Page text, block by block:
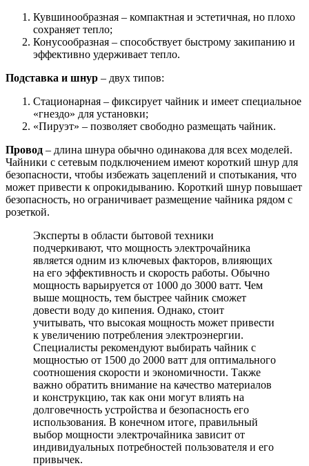
Кувшинообразная – компактная и эстетичная, но плохо
сохраняет тепло;
Конусообразная – способствует быстрому закипанию и
эффективно удерживает тепло.
Подставка и шнур – двух типов:
Стационарная – фиксирует чайник и имеет специальное
«гнездо» для установки;
«Пируэт» – позволяет свободно размещать чайник.
Провод – длина шнура обычно одинакова для всех моделей.
Чайники с сетевым подключением имеют короткий шнур для
безопасности, чтобы избежать зацеплений и спотыкания, что
может привести к опрокидыванию. Короткий шнур повышает
безопасность, но ограничивает размещение чайника рядом с
розеткой.
Эксперты в области бытовой техники
подчеркивают, что мощность электрочайника
является одним из ключевых факторов, влияющих
на его эффективность и скорость работы. Обычно
мощность варьируется от 1000 до 3000 ватт. Чем
выше мощность, тем быстрее чайник сможет
довести воду до кипения. Однако, стоит
учитывать, что высокая мощность может привести
к увеличению потребления электроэнергии.
Специалисты рекомендуют выбирать чайник с
мощностью от 1500 до 2000 ватт для оптимального
соотношения скорости и экономичности. Также
важно обратить внимание на качество материалов
и конструкцию, так как они могут влиять на
долговечность устройства и безопасность его
использования. В конечном итоге, правильный
выбор мощности электрочайника зависит от
индивидуальных потребностей пользователя и его
привычек.